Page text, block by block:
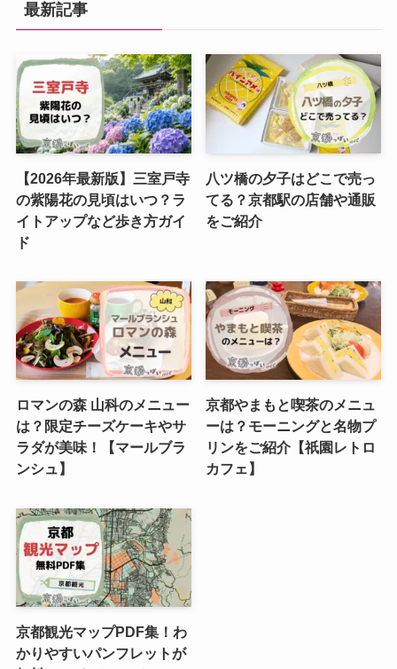
最新記事
【2026年最新版】三室戸寺
の紫陽花の見頃はいつ？ラ
イトアップなど歩き方ガイ
ド
八ツ橋の夕子はどこで売っ
てる？京都駅の店舗や通販
をご紹介
ロマンの森 山科のメニュー
は？限定チーズケーキやサ
ラダが美味！【マールブラ
ンシュ】
京都やまもと喫茶のメニュ
ーは？モーニングと名物プ
リンをご紹介【祇園レトロ
カフェ】
京都観光マップPDF集！わ
かりやすいパンフレットが